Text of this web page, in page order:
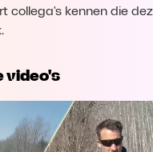
collega's kennen die
video's